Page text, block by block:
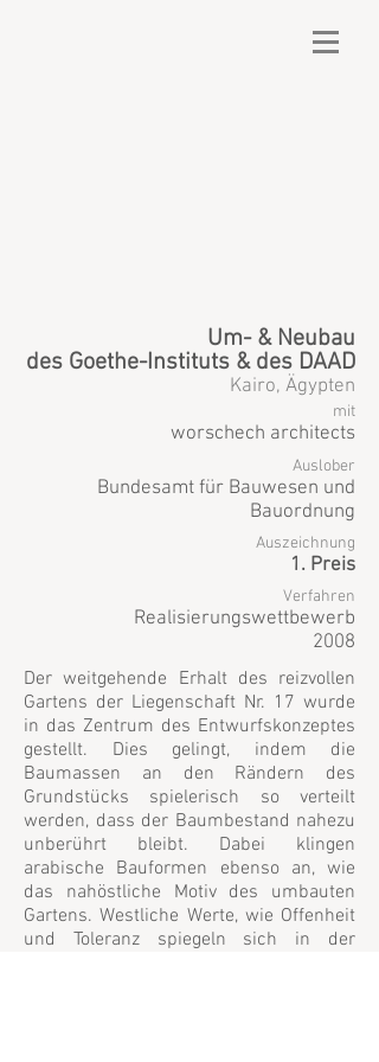
Um- & Neubau
des Goethe-Instituts & des DAAD
Kairo, Ägypten
Auslober
Bundesamt für Bauwesen und
Bauordnung
Auszeichnung
1. Preis
Verfahren
Realisierungswettbewerb
2008
mit
worschech architects
Der weitgehende Erhalt des reizvollen
Gartens der Liegenschaft Nr. 17 wurde
in das Zentrum des Entwurfskonzeptes
gestellt. Dies gelingt, indem die
Baumassen an den Rändern des
Grundstücks spielerisch so verteilt
werden, dass der Baumbestand nahezu
unberührt bleibt. Dabei klingen
arabische Bauformen ebenso an, wie
das nahöstliche Motiv des umbauten
Gartens. Westliche Werte, wie Offenheit
und Toleranz spiegeln sich in der